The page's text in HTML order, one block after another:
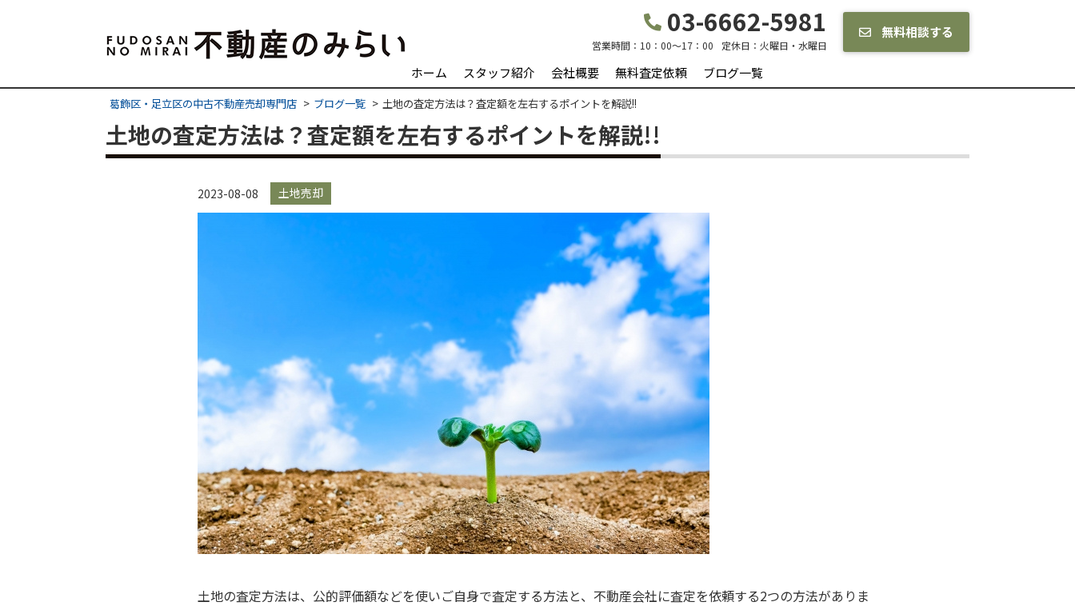
03-6662-5981
営業時間： 10：00～17：00 定休日： 火曜日・水曜日
無料相談する
ホーム スタッフ紹介 会社概要 無料査定依頼 ブログ一覧
葛飾区・足立区の中古不動産売却専門店 ブログ一覧 土地の査定方法は？査定額を左右するポイントを解説!!
土地の査定方法は？査定額を左右するポイントを解説!!
2023-08-08 土地売却
土地の査定方法は、公的評価額などを使いご自身で査定する方法と、不動産会社に査定を依頼する2つの方法がありま